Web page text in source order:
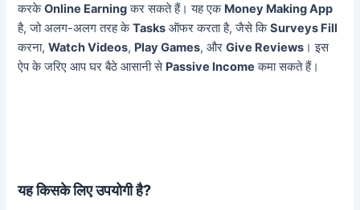
करकेOnline Earningकर सकते हैं। यह एक Money Making App
है, जो अलग-अलग तरह केTasks ऑफर करता है, जैसे किSurveys Fill
करना,Watch Videos, Play Games, औरGive Reviews । इस
ऐप के जरिए आप घर बैठे आसानी से Passive Income कमा सकते हैं।
यह किसके लिए उपयोगी है?